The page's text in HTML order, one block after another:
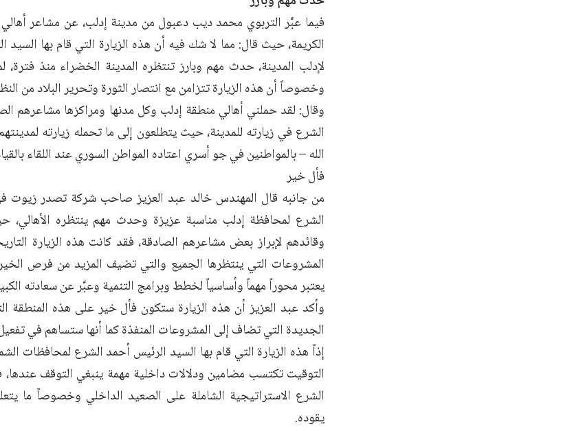
فيما عبَّر التربوي محمد ديب دعبول من مدينة إدلب، عن مشاعر أهالي
الكريمة، حيث قال: مما لا شك فيه أن هذه الزيارة التي قام بها
لإدلب المدينة، حدث مهم وبارز تنتظره المدينة الخضراء منذ فترة،
وخصوصاً أن هذه الزيارة تتزامن مع انتصار الثورة وتحرير البلاد من
وقال: لقد حملني أهالي منطقة إدلب وكل مدنها ومراكزها مشاعرهم
الشرع في زيارته للمدينة، حيث يتطلعون إلى ما تحمله زيارته
الله – بالمواطنين في جو أسري اعتاده المواطن السوري عند اللقاء
فأل خير
من جانبه قال المهندس خالد عبد العزيز صاحب شركة تصدر زيوت
الشرع لمحافظة إدلب مناسبة عزيزة وحدث مهم ينتظره الأهالي،
وقائدهم لإبراز بعض مشاعرهم الصادقة، فقد كانت هذه الزيارة
المشروعات التي ينتظرها الجميع والتي تضيف المزيد من فرص
يعتبر محوراً مهماً وأساسياً لخطط وبرامج التنمية وعبَّر عن سعادته
وأكد عبد العزيز أن هذه الزيارة ستكون فأل خير على هذه
الجديدة التي تضاف إلى المشروعات المنفذة كما أنها ستساهم في
إذاً هذه الزيارة التي قام بها السيد الرئيس أحمد الشرع لمحافظات
التوقيت تكتسب مضامين ودلالات داخلية مهمة ينبغي التوقف
الشرع الاستراتيجية الشاملة على الصعيد الداخلي وخصوصاً ما
يقوده.